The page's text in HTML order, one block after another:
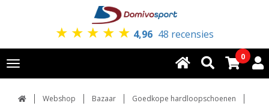
★ ★ ★ ★ ★ 4,96 48 recensies
Toggle
navigation
0
Webshop Bazaar
Goedkope hardloopschoenen